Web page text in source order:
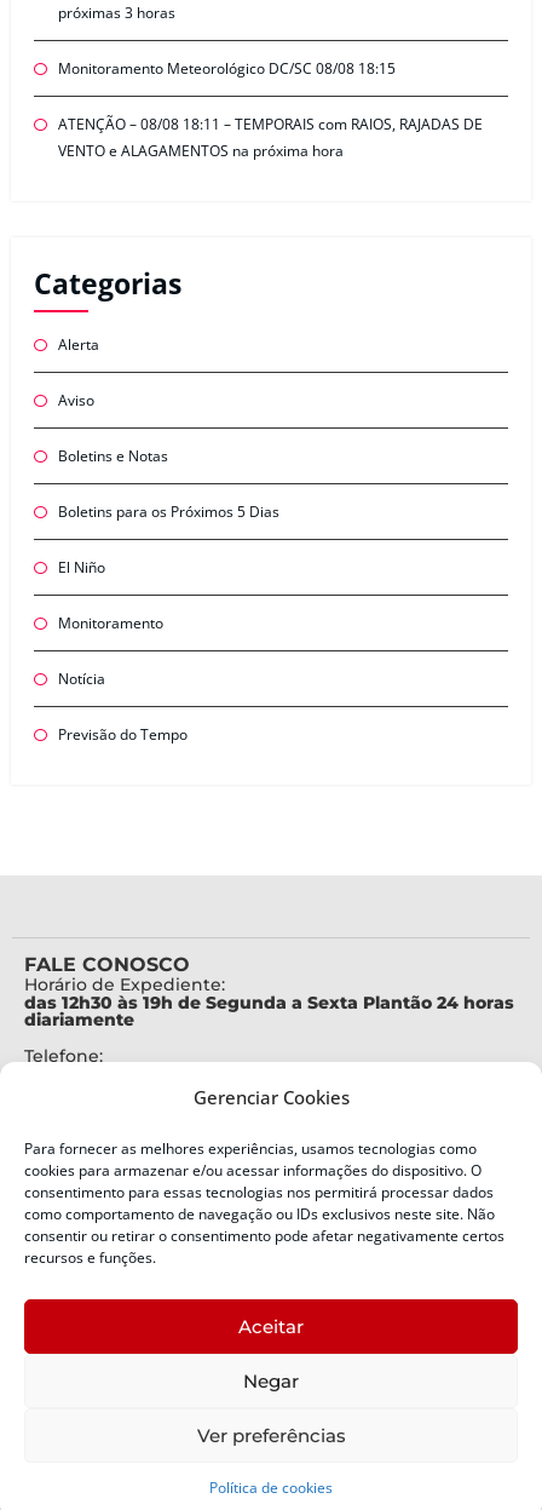
Gerenciar Cookies
Para fornecer as melhores experiências, usamos tecnologias como
cookies para armazenar e/ou acessar informações do dispositivo. O
consentimento para essas tecnologias nos permitirá processar dados
como comportamento de navegação ou IDs exclusivos neste site. Não
consentir ou retirar o consentimento pode afetar negativamente certos
recursos e funções.
Aceitar
Negar
Ver preferências
Política de cookies
próximas 3 horas
Monitoramento Meteorológico DC/SC 08/08 18:15
ATENÇÃO – 08/08 18:11 – TEMPORAIS com RAIOS, RAJADAS DE
VENTO e ALAGAMENTOS na próxima hora
Categorias
Alerta
Aviso
Boletins e Notas
Boletins para os Próximos 5 Dias
El Niño
Monitoramento
Notícia
Previsão do Tempo
FALE CONOSCO
Horário de Expediente:
das 12h30 às 19h de Segunda a Sexta Plantão 24 horas
diariamente
Telefone:
Alertas Defesa Civil:
SMS 40199
ENDEREÇO
Defesa Civil do Estado de Santa Catarina
Bairro:
Capoeiras, Florianópolis, SC
Política de Privacidade